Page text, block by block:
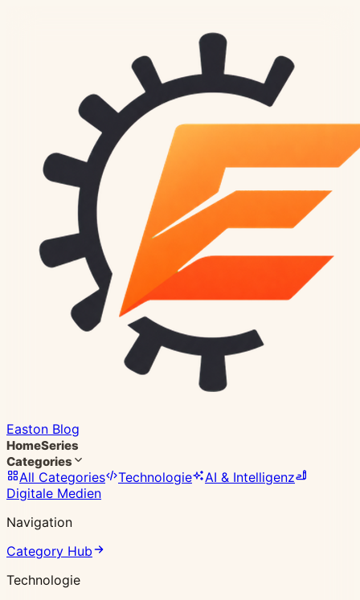
Easton Blog
HomeSeries
Categories
All Categories Technologie
AI & Intelligenz
Digitale Medien
Navigation
Category Hub
Technologie